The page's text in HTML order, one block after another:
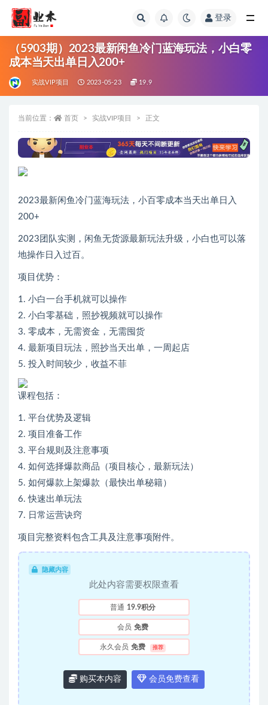
登录
（5903期）2023最新闲鱼冷门蓝海玩法，小白零
成本当天出单日入200+
实战VIP项目 2023-05-23 19.9
当前位置： 首页 实战VIP项目 正文
2023最新闲鱼冷门蓝海玩法，小百零成本当天出单日入
200+
2023团队实测，闲鱼无货源最新玩法升级，小白也可以落
地操作日入过百。
项目优势：
1. 小白一台手机就可以操作
2. 小白零基础，照抄视频就可以操作
3. 零成本，无需资金，无需囤货
4. 最新项目玩法，照抄当天出单，一周起店
5. 投入时间较少，收益不菲
课程包括：
1. 平台优势及逻辑
2. 项目准备工作
3. 平台规则及注意事项
4. 如何选择爆款商品（项目核心，最新玩法）
5. 如何爆款上架爆款（最快出单秘籍）
6. 快速出单玩法
7. 日常运营诀窍
项目完整资料包含工具及注意事项附件。
隐藏内容
此处内容需要权限查看
普通 19.9积分
会员 免费
永久会员 免费 推荐
购买本内容 会员免费查看